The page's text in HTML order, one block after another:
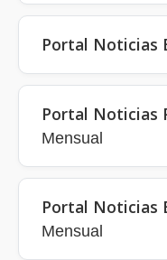
Portal Noticias
Portal Noticias
Mensual
Portal Noticias
Mensual